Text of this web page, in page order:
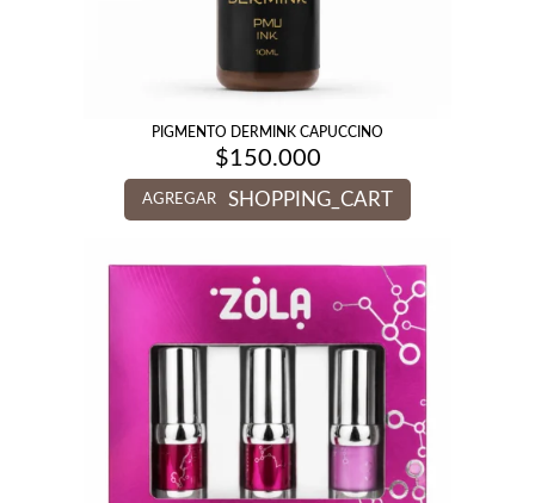
PIGMENTO DERMINK CAPUCCINO
$150.000
AGREGAR SHOPPING_CART